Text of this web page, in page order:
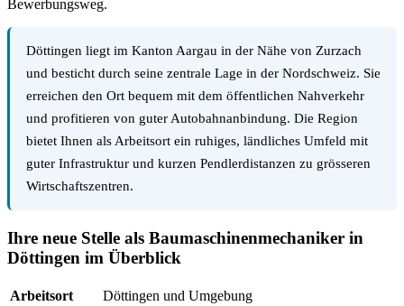
Bewerbungsweg.
Döttingen liegt im Kanton Aargau in der Nähe von Zurzach
und besticht durch seine zentrale Lage in der Nordschweiz. Sie
erreichen den Ort bequem mit dem öffentlichen Nahverkehr
und profitieren von guter Autobahnanbindung. Die Region
bietet Ihnen als Arbeitsort ein ruhiges, ländliches Umfeld mit
guter Infrastruktur und kurzen Pendlerdistanzen zu grösseren
Wirtschaftszentren.
Ihre neue Stelle als Baumaschinenmechaniker in
Döttingen im Überblick
Arbeitsort
Döttingen und Umgebung